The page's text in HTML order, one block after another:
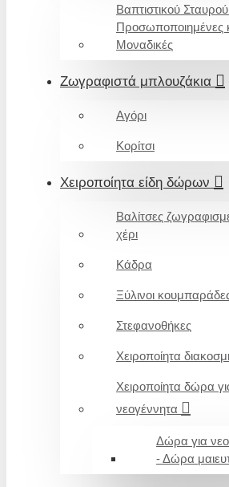
Βαπτιστικού
Προσωποποιημένες
Μοναδικές
Ζωγραφιστά μπλουζάκια
Αγόρι
Κορίτσι
Χειροποίητα είδη δώρων
Βαλίτσες
χέρι
Κάδρα
Ξύλινοι
Στεφανοθήκες
Χειροποίητα
Χειροποίητα δώρα
νεογέννητα
Δώρα για
- Δώρα